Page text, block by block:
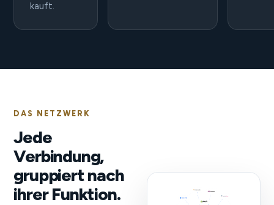
kauft.
DAS NETZWERK
Jede
Verbindung,
gruppiert nach
ihrer Funktion.